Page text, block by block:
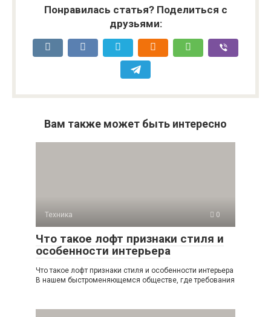
Понравилась статья? Поделиться с
друзьями:
Вам также может быть интересно
Техника 0
Что такое лофт признаки стиля и
особенности интерьера
Что такое лофт признаки стиля и особенности интерьера
В нашем быстроменяющемся обществе, где требования